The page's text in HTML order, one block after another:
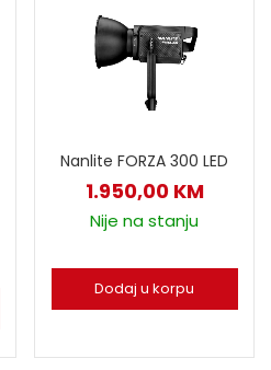
Nanlite FORZA 300 LED
1.950,00 KM
Nije na stanju
Dodaj u korpu